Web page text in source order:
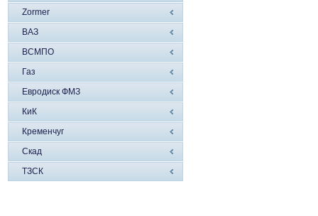
Zormer
ВАЗ
ВСМПО
Газ
Евродиск ФМЗ
КиК
Кременчуг
Скад
ТЗСК